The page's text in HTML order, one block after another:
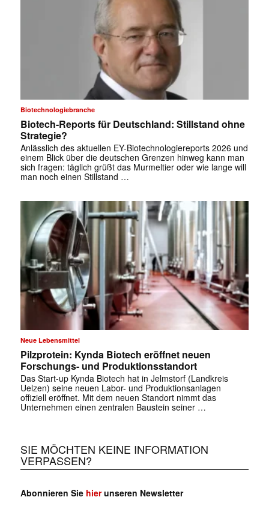
Biotechnologiebranche
Biotech-Reports für Deutschland: Stillstand ohne
Strategie?
Anlässlich des aktuellen EY-Biotechnologiereports 2026 und
einem Blick über die deutschen Grenzen hinweg kann man
sich fragen: täglich grüßt das Murmeltier oder wie lange will
man noch einen Stillstand …
Neue Lebensmittel
Pilzprotein: Kynda Biotech eröffnet neuen
Forschungs- und Produktionsstandort
Das Start-up Kynda Biotech hat in Jelmstorf (Landkreis
Uelzen) seine neuen Labor- und Produktionsanlagen
offiziell eröffnet. Mit dem neuen Standort nimmt das
Unternehmen einen zentralen Baustein seiner …
SIE MÖCHTEN KEINE INFORMATION
VERPASSEN?
Abonnieren Sie hierunseren Newsletter